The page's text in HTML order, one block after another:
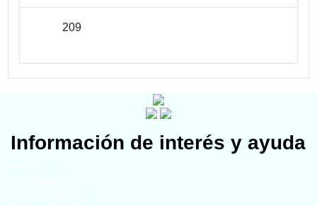
209
Información de interés y ayuda